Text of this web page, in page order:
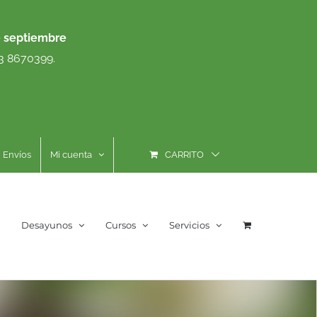
septiembre
8670399.
Envíos Mi cuenta CARRITO
Desayunos Cursos Servicios